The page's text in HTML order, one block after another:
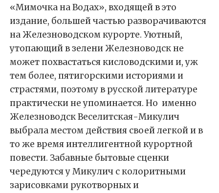
«Мимочка на Водах», входящей в это
издание, большей частью разворачиваются
на Железноводском курорте. Уютный,
утопающий в зелени Железноводск не
может похвастаться кисловодскими и, уж
тем более, пятигорскими историями и
страстями, поэтому в русской литературе
практически не упоминается. Но именно
Железноводск Веселитская-Микулич
выбрала местом действия своей легкой и в
то же время интеллигентной курортной
повести. Забавные бытовые сценки
чередуются у Микулич с колоритными
зарисовками рукотворных и